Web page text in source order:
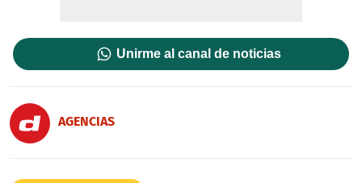
Unirme al canal de noticias
AGENCIAS